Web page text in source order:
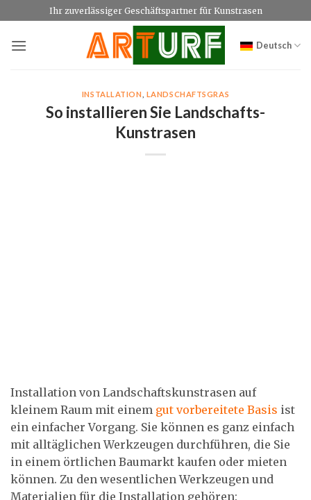
Inhalt
springen
Ihr zuverlässiger Geschäftspartner für Kunstrasen
Deutsch
INSTALLATION LANDSCHAFTSGRAS
So installieren Sie Landschafts-
Kunstrasen
Installation von Landschaftskunstrasen auf
kleinem Raum mit einem gut vorbereitete Basis ist
ein einfacher Vorgang. Sie können es ganz einfach
mit alltäglichen Werkzeugen durchführen, die Sie
in einem örtlichen Baumarkt kaufen oder mieten
können. Zu den wesentlichen Werkzeugen und
Materialien für die Installation gehören: